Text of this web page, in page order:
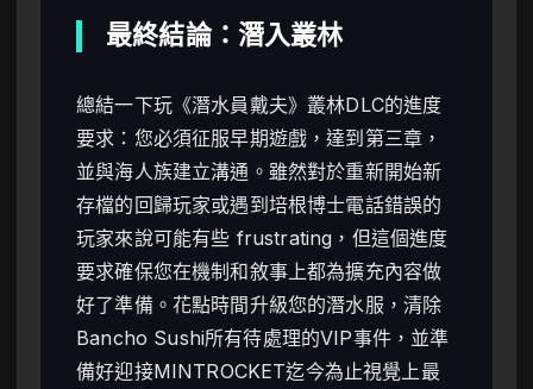
最終結論：潛入叢林
總結一下玩《潛水員戴夫》叢林DLC的進度
要求：您必須征服早期遊戲，達到第三章，
並與海人族建立溝通。雖然對於重新開始新
存檔的回歸玩家或遇到培根博士電話錯誤的
玩家來說可能有些 frustrating，但這個進度
要求確保您在機制和敘事上都為擴充內容做
好了準備。花點時間升級您的潛水服，清除
Bancho Sushi所有待處理的VIP事件，並準
備好迎接MINTROCKET迄今為止視覺上最